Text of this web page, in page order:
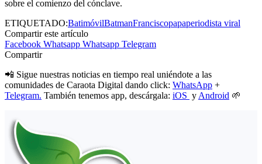
sobre el comienzo del cónclave.
ETIQUETADO:BatimóvilBatmanFranciscopapaperiodista viral
Compartir este artículo
Facebook Whatsapp Whatsapp Telegram
Compartir
📲 Sigue nuestras noticias en tiempo real uniéndote a las
comunidades de Caraota Digital dando click: WhatsApp +
Telegram. También tenemos app, descárgala: iOS y Android 🌱